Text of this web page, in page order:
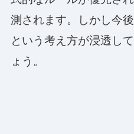
測されます。しかし今
という考え方が浸透し
ょう。